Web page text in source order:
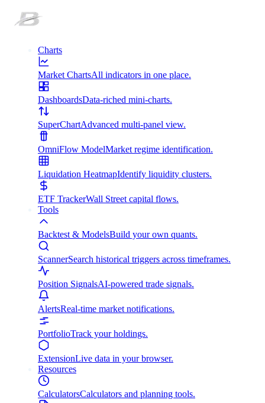
Charts
Market ChartsAll indicators in one place.
DashboardsData-riched mini-charts.
SuperChartAdvanced multi-panel view.
OmniFlow ModelMarket regime identification.
Liquidation HeatmapIdentify liquidity clusters.
ETF TrackerWall Street capital flows.
Tools
Backtest & ModelsBuild your own quants.
ScannerSearch historical triggers across timeframes.
Position SignalsAI-powered trade signals.
AlertsReal-time market notifications.
PortfolioTrack your holdings.
ExtensionLive data in your browser.
Resources
CalculatorsCalculators and planning tools.